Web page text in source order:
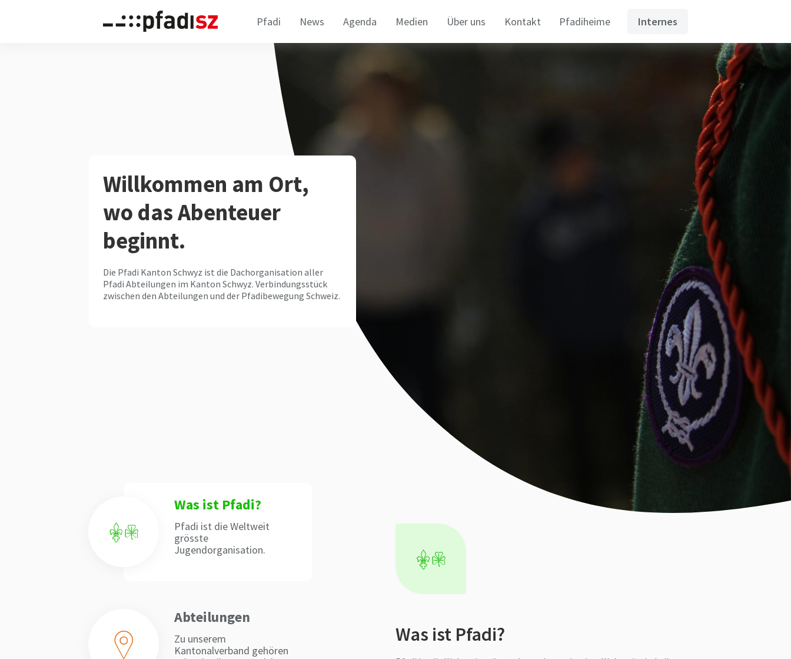
Pfadi News Agenda Medien Über uns Kontakt Pfadiheime Internes
Willkommen am Ort,
wo das Abenteuer
beginnt.
Die Pfadi Kanton Schwyz ist die Dachorganisation aller
Pfadi Abteilungen im Kanton Schwyz. Verbindungsstück
zwischen den Abteilungen und der Pfadibewegung Schweiz.
Was ist Pfadi?
Pfadi ist die Weltweit
grösste
Jugendorganisation.
Abteilungen
Zu unserem
Kantonalverband gehören
Was ist Pfadi?